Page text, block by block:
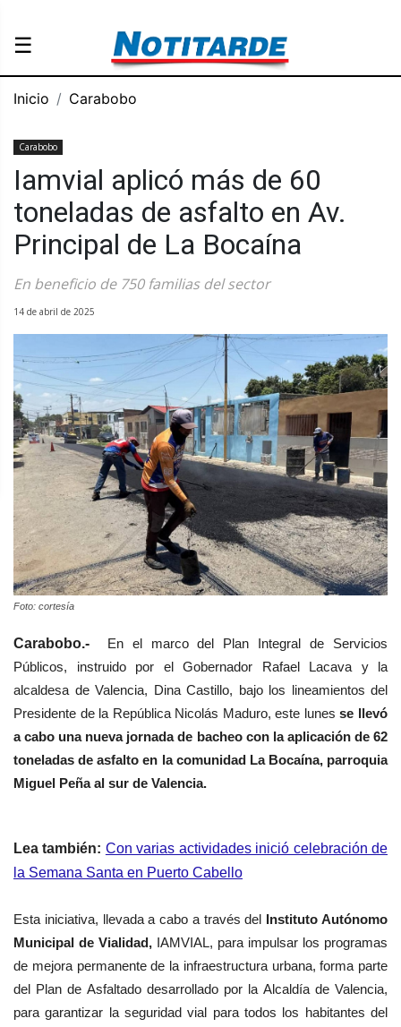
☰
Inicio Carabobo
Carabobo
Iamvial aplicó más de 60
toneladas de asfalto en Av.
Principal de La Bocaína
En beneficio de 750 familias del sector
14 de abril de 2025
Foto: cortesía
Carabobo.-
En el marco del Plan Integral de Servicios
Públicos, instruido por el Gobernador Rafael Lacava y la
alcaldesa de Valencia, Dina Castillo, bajo los lineamientos del
Presidente de la República Nicolás Maduro, este lunesse llevó
a cabo una nueva jornada de bacheo con la aplicación de 62
toneladas de asfalto en la comunidad La Bocaína, parroquia
Miguel Peña al sur de Valencia.
Lea también: Con varias actividades inició celebración de
la Semana Santa en Puerto Cabello
Esta iniciativa, llevada a cabo a través del Instituto Autónomo
Municipal de Vialidad, IAMVIAL, para impulsar los programas
de mejora permanente de la infraestructura urbana, forma parte
del Plan de Asfaltado desarrollado por la Alcaldía de Valencia,
para garantizar la seguridad vial para todos los habitantes del